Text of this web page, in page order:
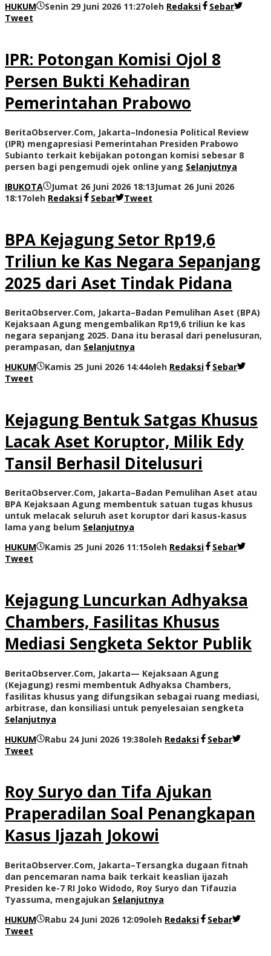
HUKUM
Senin 29 Juni 2026 11:27oleh Redaksi
Sebar
Tweet
IPR: Potongan Komisi Ojol 8
Persen Bukti Kehadiran
Pemerintahan Prabowo
BeritaObserver.Com, Jakarta–Indonesia Political Review
(IPR) mengapresiasi Pemerintahan Presiden Prabowo
Subianto terkait kebijakan potongan komisi sebesar 8
persen bagi pengemudi ojek online yang Selanjutnya
IBUKOTA
Jumat 26 Juni 2026 18:13Jumat 26 Juni 2026
18:17oleh Redaksi Sebar Tweet
BPA Kejagung Setor Rp19,6
Triliun ke Kas Negara Sepanjang
2025 dari Aset Tindak Pidana
BeritaObserver.Com, Jakarta–Badan Pemulihan Aset (BPA)
Kejaksaan Agung mengembalikan Rp19,6 triliun ke kas
negara sepanjang 2025. Dana itu berasal dari penelusuran,
perampasan, dan Selanjutnya
HUKUM
Kamis 25 Juni 2026 14:44oleh Redaksi
Sebar
Tweet
Kejagung Bentuk Satgas Khusus
Lacak Aset Koruptor, Milik Edy
Tansil Berhasil Ditelusuri
BeritaObserver.Com, Jakarta–Badan Pemulihan Aset atau
BPA Kejaksaan Agung membentuk satuan tugas khusus
untuk melacak seluruh aset koruptor dari kasus-kasus
lama yang belum Selanjutnya
HUKUM
Kamis 25 Juni 2026 11:15oleh Redaksi
Sebar
Tweet
Kejagung Luncurkan Adhyaksa
Chambers, Fasilitas Khusus
Mediasi Sengketa Sektor Publik
BeritaObserver.Com, Jakarta— Kejaksaan Agung
(Kejagung) resmi membentuk Adhyaksa Chambers,
fasilitas khusus yang difungsikan sebagai ruang mediasi,
arbitrase, dan konsiliasi untuk penyelesaian sengketa
Selanjutnya
HUKUM
Rabu 24 Juni 2026 19:38oleh Redaksi
Sebar
Tweet
Roy Suryo dan Tifa Ajukan
Praperadilan Soal Penangkapan
Kasus Ijazah Jokowi
BeritaObserver.Com, Jakarta–Tersangka dugaan fitnah
dan pencemaran nama baik terkait keaslian ijazah
Presiden ke-7 RI Joko Widodo, Roy Suryo dan Tifauzia
Tyassuma, mengajukan Selanjutnya
HUKUM
Rabu 24 Juni 2026 12:09oleh Redaksi
Sebar
Tweet